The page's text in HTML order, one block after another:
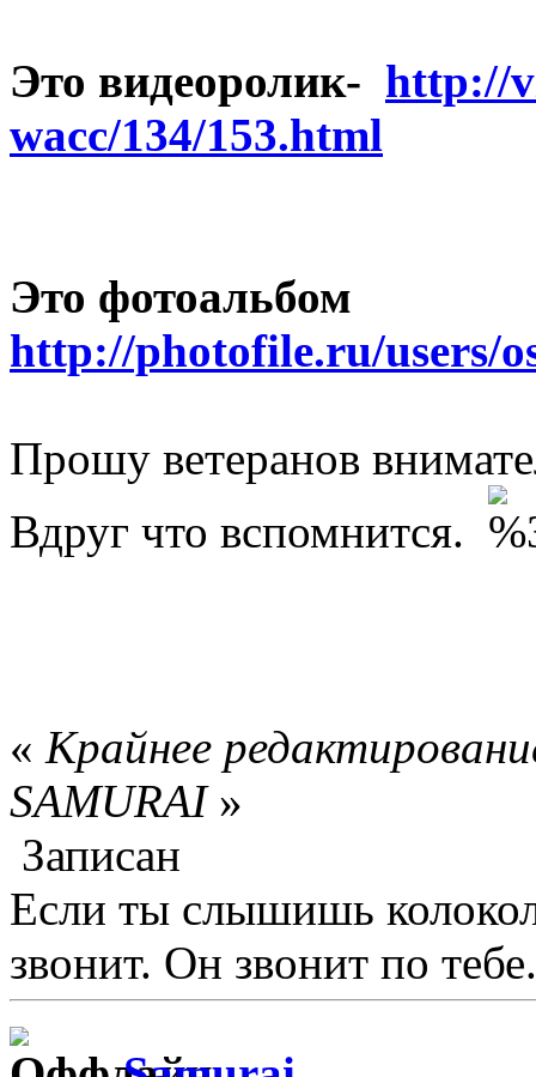
Это видеоролик- http://
wacc/134/153.html
Это фотоальбом
http://photofile.ru/users/
Прошу ветеранов
Вдруг что вспомнится.
« Крайнее
SAMURAI»
Записан
Если ты слышишь
звонит. Он звонит по